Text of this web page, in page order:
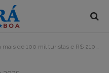
100 mil turistas e R$ 210 milhões em receitas em 2025